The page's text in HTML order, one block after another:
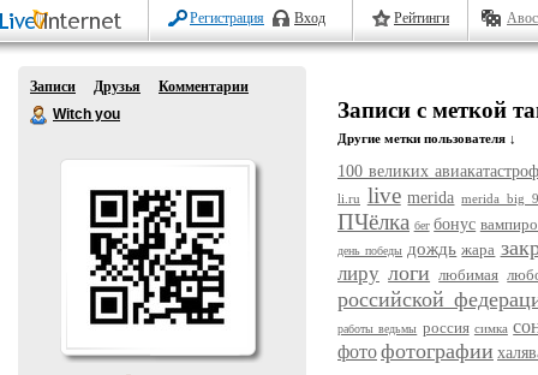
Регистрация Вход Рейтинги
Записи Друзья
Комментарии
Witch you
Записи с меткой
Другие метки пользователя ↓
100 великих
li.ru live merida merida big 9
ПЧёлка бег бонус
день победы дождь жара
лиру логи любимая
российской
работы ведьмы россия симка
фотофотографии